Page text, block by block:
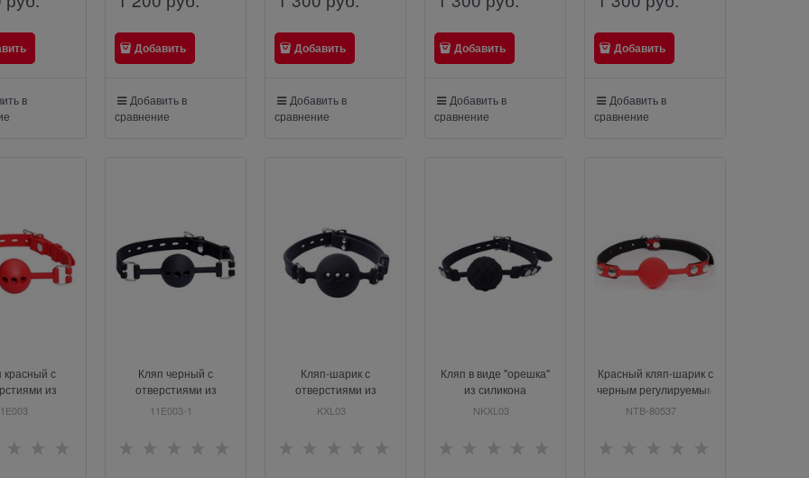
в
Добавить
Добавить в
сравнение
Добавить
Добавить в
сравнение
Добавить
Добавить в
сравнение
Добавить
Добавить в
сравнение
красный с
из
Кляп черный с
отверстиями из
силикона
11E003-1
Кляп-шарик с
отверстиями из
силикона
KXL03
Кляп в виде "орешка"
из силикона
NKXL03
Красный кляп-шарик с
черным регулируемым
ремешком
NTB-80537